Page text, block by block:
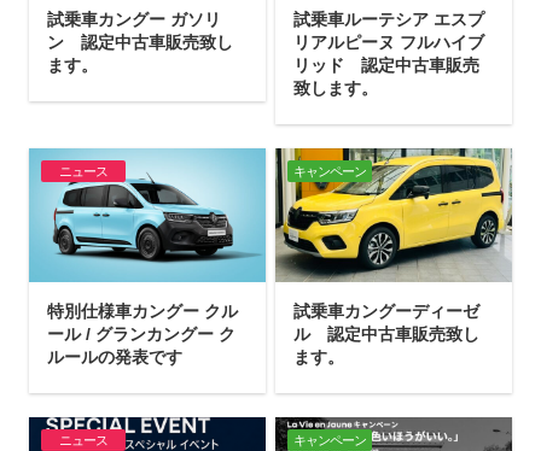
試乗車カングー ガソリ
ン 認定中古車販売致し
ます。
試乗車ルーテシア エスプ
リアルピーヌ フルハイブ
リッド 認定中古車販売
致します。
ニュース
特別仕様車カングー クル
ール / グランカングー ク
ルールの発表です
キャンペーン
試乗車カングーディーゼ
ル 認定中古車販売致し
ます。
ニュース キャンペーン